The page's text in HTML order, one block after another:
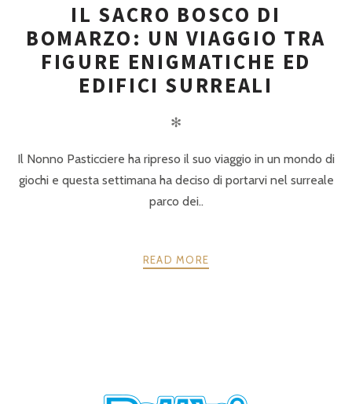
IL SACRO BOSCO DI
BOMARZO: UN VIAGGIO TRA
FIGURE ENIGMATICHE ED
EDIFICI SURREALI
✻
Il Nonno Pasticciere ha ripreso il suo viaggio in un mondo di
giochi e questa settimana ha deciso di portarvi nel surreale
parco dei..
READ MORE